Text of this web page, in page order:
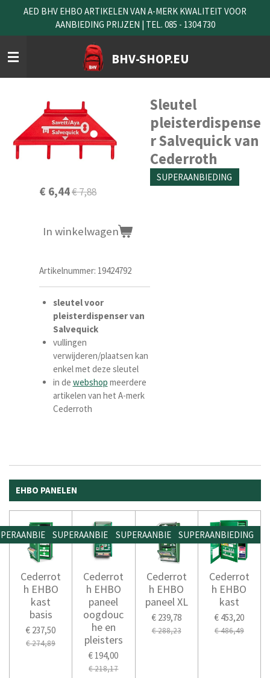
naar
de
hoofdinhoud
BHV-SHOP.EU
AED BHV EHBO ARTIKELEN VAN A-MERK KWALITEIT VOOR
AANBIEDING PRIJZEN | TEL. 085 - 1304 730
Sleutel
pleisterdispense
r Salvequick van
Cederroth
SUPERAANBIEDING
€ 6,44€ 7,88
In winkelwagen
Artikelnummer: 19424792
sleutelvoor
pleisterdispenservan
Salvequick
vullingen
verwijderen/plaatsen kan
enkel met deze sleutel
in de webshop meerdere
artikelen van het A-merk
Cederroth
EHBO PANELEN
Cederrot
h EHBO
kast
basis
€ 237,50
€ 274,89
SUPERAANBIEDING
Cederrot
h EHBO
paneel
oogdouc
he en
pleisters
€ 194,00
€ 218,17
SUPERAANBIEDING
Cederrot
h EHBO
paneel XL
€ 239,78
€ 288,23
SUPERAANBIEDING
Cederrot
h EHBO
kast
€ 453,20
€ 486,49